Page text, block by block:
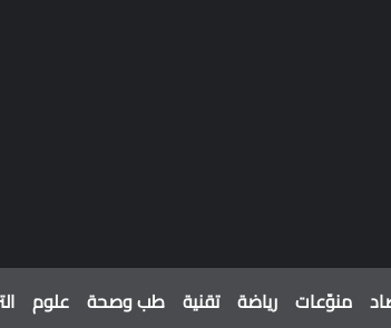
منوّعات رياضة تقنية طب وصحة علوم